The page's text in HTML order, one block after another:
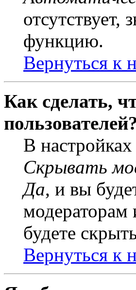
отсутствует,
функцию.
Вернуться к
Как сделать,
В
Скрывать
Да, и вы
модераторам
будете
Вернуться к